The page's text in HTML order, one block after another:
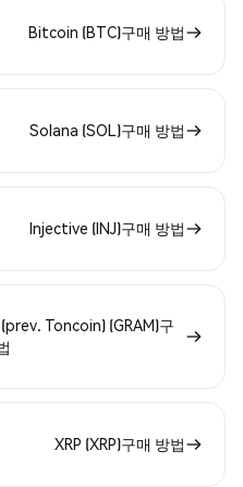
Bitcoin (BTC)구매 방법
Solana (SOL)구매 방법
Injective (INJ)구매 방법
Toncoin) (GRAM)구
XRP (XRP)구매 방법